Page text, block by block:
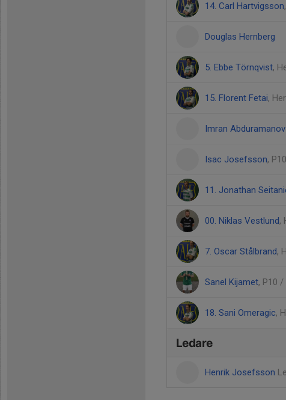
14. Carl Hartvigsson
Douglas Hernberg
5. Ebbe Törnqvist,
15. Florent Fetai,
Imran
Isac Josefsson,
11. Jonathan
00. Niklas Vestlund,
7. Oscar Stålbrand,
Sanel Kijamet, P10
18. Sani Omeragic,
Ledare
Henrik Josefsson